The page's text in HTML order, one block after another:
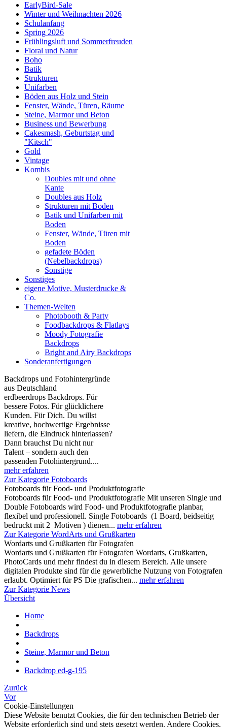
EarlyBird-Sale
Winter und Weihnachten 2026
Schulanfang
Spring 2026
Frühlingsluft und Sommerfreuden
Floral und Natur
Boho
Batik
Strukturen
Unifarben
Böden aus Holz und Stein
Fenster, Wände, Türen, Räume
Steine, Marmor und Beton
Business und Bewerbung
Cakesmash, Geburtstag und
"Kitsch"
Gold
Vintage
Kombis
Doubles mit und ohne
Kante
Doubles aus Holz
Strukturen mit Boden
Batik und Unifarben mit
Boden
Fenster, Wände, Türen mit
Boden
gefadete Böden
(Nebelbackdrops)
Sonstige
Sonstiges
eigene Motive, Musterdrucke &
Co.
Themen-Welten
Photobooth & Party
Foodbackdrops & Flatlays
Moody Fotografie
Backdrops
Bright and Airy Backdrops
Sonderanfertigungen
Backdrops und Fotohintergründe
aus Deutschland
erdbeerdrops Backdrops. Für
bessere Fotos. Für glücklichere
Kunden. Für Dich. Du willst
kreative, hochwertige Ergebnisse
liefern, die Eindruck hinterlassen?
Dann brauchst Du nicht nur
Talent – sondern auch den
passenden Fotohintergrund....
mehr erfahren
Zur Kategorie Fotoboards
Fotoboards für Food- und Produktfotografie
Fotoboards für Food- und Produktfotografie Mit unseren Single und
Double Fotoboards wird Food- und Produktfotografie planbar,
flexibel und professionell. Single Fotoboards (1 Board, beidseitig
bedruckt mit 2 Motiven ) dienen... mehr erfahren
Zur Kategorie WordArts und Grußkarten
Wordarts und Grußkarten für Fotografen
Wordarts und Grußkarten für Fotografen Wordarts, Grußkarten,
PhotoCards und mehr findest du in diesem Bereich. Alle unsere
digitalen Produkte sind für die gewerbliche Nutzung von Fotografen
erlaubt. Optimiert für PS Die grafischen... mehr erfahren
Zur Kategorie News
Übersicht
Home
Backdrops
Steine, Marmor und Beton
Backdrop ed-g-195
Zurück
Vor
Cookie-Einstellungen
Diese Website benutzt Cookies, die für den technischen Betrieb der
Website erforderlich sind und stets gesetzt werden. Andere Cookies,